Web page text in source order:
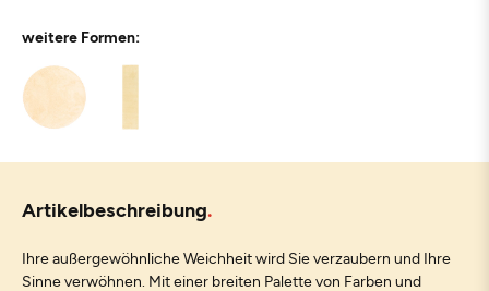
weitere Formen:
Artikelbeschreibung
Ihre außergewöhnliche Weichheit wird Sie verzaubern und Ihre
Sinne verwöhnen. Mit einer breiten Palette von Farben und